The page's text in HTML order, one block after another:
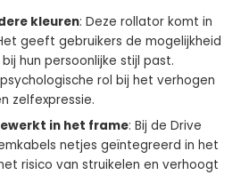
kleuren: Deze rollator komt in
geeft gebruikers de mogelijkheid
hun persoonlijke stijl past.
rol bij het verhogen
zelfexpressie.
in het frame: Bij de Drive
netjes geïntegreerd in het
risico van struikelen en verhoogt